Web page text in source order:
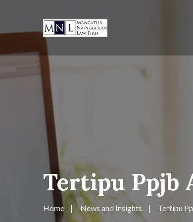
Tertipu Ppjb
Home News and Insights Tertipu